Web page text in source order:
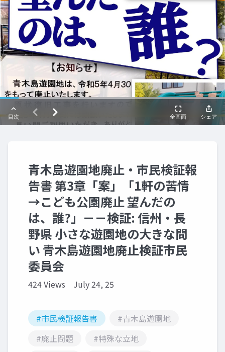
青木島遊園地廃止・市民検証報
告書 第3章「案」「1軒の苦情
→こども公園廃止 望んだの
は、誰?」－－検証: 信州・長
野県 小さな遊園地の大きな問
い 青木島遊園地廃止検証市民
委員会
424 Views July 24, 25
#市民検証報告書
#青木島遊園地
#廃止問題
#特殊な立地